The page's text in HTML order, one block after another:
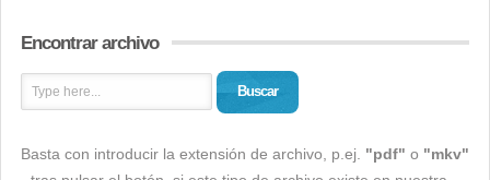
Encontrar archivo
Buscar
Basta con introducir la extensión de archivo, p.ej. "pdf" o "mkv"